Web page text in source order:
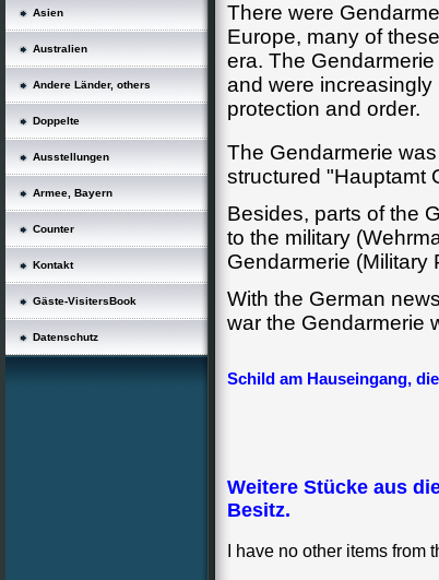
Asien
Australien
Andere Länder, others
Doppelte
Ausstellungen
Armee, Bayern
Counter
Kontakt
Gäste-VisitersBook
Datenschutz
There were
Europe, many of
era. The
and were
protection and order.
The Gendarmerie
structured "Hauptamt
Besides, parts of the
to the military
Gendarmerie (Military
With the German
war the Gendarmerie
Schild am Hauseingang,
Weitere Stücke aus
Besitz.
I have no other items from